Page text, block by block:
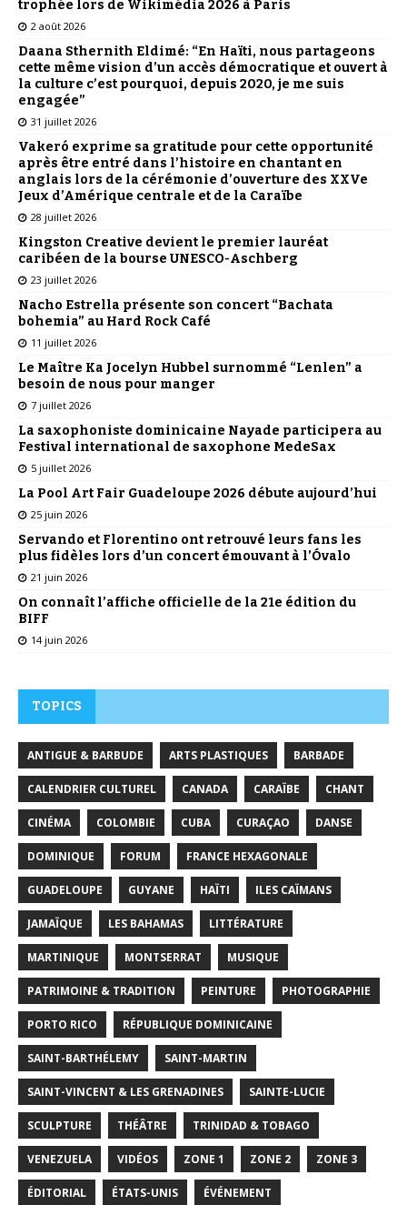
trophée lors de Wikimédia 2026 à Paris
2 août 2026
Daana Sthernith Eldimé: “En Haïti, nous partageons
cette même vision d’un accès démocratique et ouvert à
la culture c’est pourquoi, depuis 2020, je me suis
engagée”
31 juillet 2026
Vakeró exprime sa gratitude pour cette opportunité
après être entré dans l’histoire en chantant en
anglais lors de la cérémonie d’ouverture des XXVe
Jeux d’Amérique centrale et de la Caraïbe
28 juillet 2026
Kingston Creative devient le premier lauréat
caribéen de la bourse UNESCO-Aschberg
23 juillet 2026
Nacho Estrella présente son concert “Bachata
bohemia” au Hard Rock Café
11 juillet 2026
Le Maître Ka Jocelyn Hubbel surnommé “Lenlen” a
besoin de nous pour manger
7 juillet 2026
La saxophoniste dominicaine Nayade participera au
Festival international de saxophone MedeSax
5 juillet 2026
La Pool Art Fair Guadeloupe 2026 débute aujourd’hui
25 juin 2026
Servando et Florentino ont retrouvé leurs fans les
plus fidèles lors d’un concert émouvant à l’Óvalo
21 juin 2026
On connaît l’affiche officielle de la 21e édition du
BIFF
14 juin 2026
TOPICS
ANTIGUE & BARBUDE ARTS PLASTIQUES BARBADE
CALENDRIER CULTUREL CANADA CARAÏBE CHANT
CINÉMA COLOMBIE CUBA CURAÇAO DANSE
DOMINIQUE FORUM FRANCE HEXAGONALE
GUADELOUPE GUYANE HAÏTI ILES CAÏMANS
JAMAÏQUE LES BAHAMAS LITTÉRATURE
MARTINIQUE MONTSERRAT MUSIQUE
PATRIMOINE & TRADITION PEINTURE PHOTOGRAPHIE
PORTO RICO RÉPUBLIQUE DOMINICAINE
SAINT-BARTHÉLEMY SAINT-MARTIN
SAINT-VINCENT & LES GRENADINES SAINTE-LUCIE
SCULPTURE THÉÂTRE TRINIDAD & TOBAGO
VENEZUELA VIDÉOS ZONE 1 ZONE 2 ZONE 3
ÉDITORIAL ÉTATS-UNIS ÉVÉNEMENT